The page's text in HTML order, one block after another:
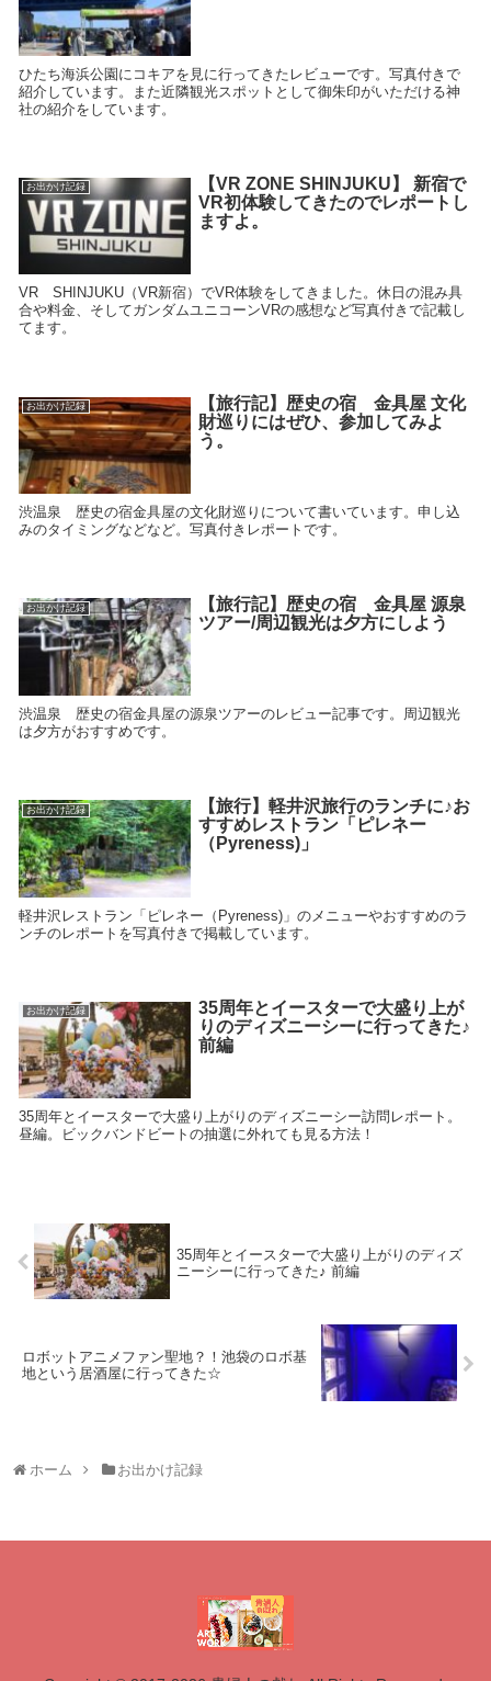
ひたち海浜公園にコキアを見に行ってきたレビューです。写真付きで
紹介しています。また近隣観光スポットとして御朱印がいただける神
社の紹介をしています。
お出かけ記録
【VR ZONE SHINJUKU】 新宿で
VR初体験してきたのでレポートし
ますよ。
VR SHINJUKU（VR新宿）でVR体験をしてきました。休日の混み具
合や料金、そしてガンダムユニコーンVRの感想など写真付きで記載し
てます。
お出かけ記録
【旅行記】歴史の宿 金具屋 文化
財巡りにはぜひ、参加してみよ
う。
渋温泉 歴史の宿金具屋の文化財巡りについて書いています。申し込
みのタイミングなどなど。写真付きレポートです。
お出かけ記録
【旅行記】歴史の宿 金具屋 源泉
ツアー/周辺観光は夕方にしよう
渋温泉 歴史の宿金具屋の源泉ツアーのレビュー記事です。周辺観光
は夕方がおすすめです。
お出かけ記録
【旅行】軽井沢旅行のランチに♪お
すすめレストラン「ピレネー
（Pyreness)」
軽井沢レストラン「ピレネー（Pyreness)」のメニューやおすすめのラ
ンチのレポートを写真付きで掲載しています。
お出かけ記録
35周年とイースターで大盛り上が
りのディズニーシーに行ってきた♪
前編
35周年とイースターで大盛り上がりのディズニーシー訪問レポート。
昼編。ビックバンドビートの抽選に外れても見る方法！
35周年とイースターで大盛り上がりのディズ
ニーシーに行ってきた♪ 前編
ロボットアニメファン聖地？！池袋のロボ基
地という居酒屋に行ってきた☆
ホーム お出かけ記録